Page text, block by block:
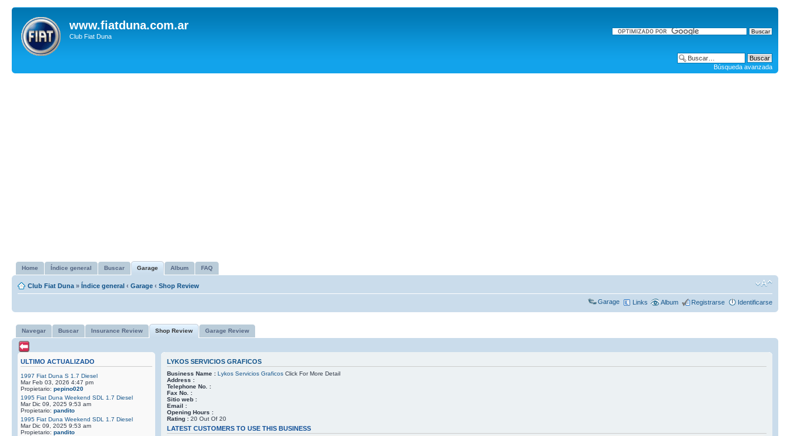
www.fiatduna.com.ar
Club Fiat Duna
Búsqueda avanzada
Home Índice general Buscar Garage Album FAQ
Club Fiat Duna » Índice general ‹ Garage ‹ Shop Review
Garage Links Album Registrarse Identificarse
Navegar Buscar Insurance Review Shop Review Garage Review
ULTIMO ACTUALIZADO
1997 Fiat Duna S 1.7 Diesel
Mar Feb 03, 2026 4:47 pm
Propietario: pepino020
1995 Fiat Duna Weekend SDL 1.7 Diesel
Mar Dic 09, 2025 9:53 am
Propietario: pandito
1995 Fiat Duna Weekend SDL 1.7 Diesel
Mar Dic 09, 2025 9:53 am
Propietario: pandito
LYKOS SERVICIOS GRAFICOS
Business Name : Lykos Servicios GraficosClick For More Detail
Address :
Telephone No. :
Fax No. :
Sitio web :
Email :
Opening Hours :
Rating : 20 Out Of 20
LATEST CUSTOMERS TO USE THIS BUSINESS